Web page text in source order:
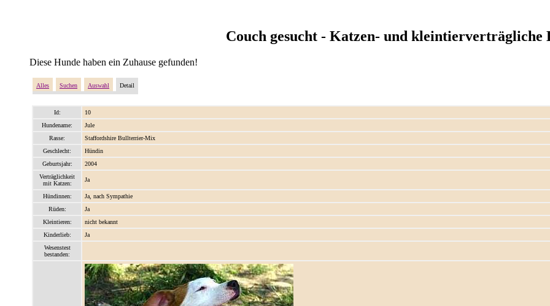
Couch gesucht - Katzen- und kleintierverträgliche
Diese Hunde haben ein Zuhause gefunden!
Alles Suchen Auswahl Detail
Id:
10
Hundename:
Jule
Rasse:
Staffordshire Bullterrier-Mix
Geschlecht:
Hündin
Geburtsjahr:
2004
Verträglichkeit
mit Katzen:
Ja
Hündinnen:
Ja, nach Sympathie
Rüden:
Ja
Kleintieren:
nicht bekannt
Kinderlieb:
Ja
Wesenstest
bestanden: